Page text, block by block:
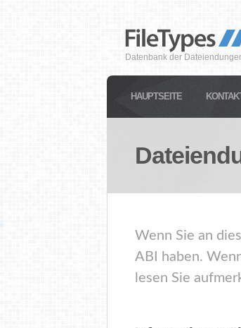
Datenbank der
HAUPTSEITE
Wenn Sie an
ABI haben.
lesen Sie